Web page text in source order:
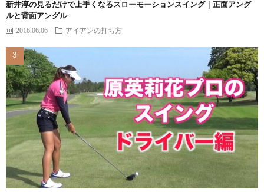
新井淳の見るだけで上手くなるスローモーションスイング｜正面アング
ルと背面アングル
2016.06.06 アイアンの打ち方